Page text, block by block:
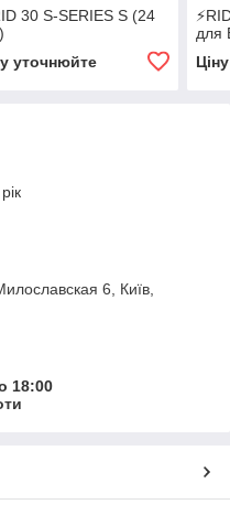
30 S-SERIES S (24
уточнюйте
для
6, Київ,
18:00